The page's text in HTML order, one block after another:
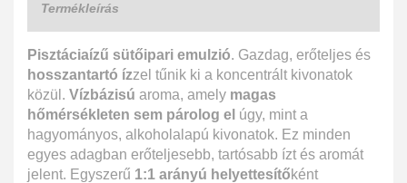
Termékleírás
Pisztáciaízű sütőipari emulzió. Gazdag, erőteljes és
hosszantartó ízzel tűnik ki a koncentrált kivonatok
közül. Vízbázisú aroma, amely magas
hőmérsékleten sem párolog el úgy, mint a
hagyományos, alkoholalapú kivonatok. Ez minden
egyes adagban erőteljesebb, tartósabb ízt és aromát
jelent. Egyszerű 1:1 arányú helyettesítőként